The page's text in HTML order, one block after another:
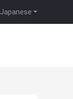
Japanese